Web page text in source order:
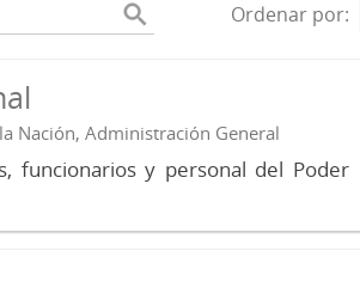
Ordenar por
Nación, Administración General
funcionarios y personal del Poder